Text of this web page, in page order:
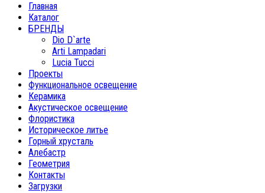
Главная
Каталог
БРЕНДЫ
Dio D`arte
Arti Lampadari
Lucia Tucci
Проекты
Функциональное освещение
Керамика
Акустическое освещение
Флористика
Историческое литье
Горный хрусталь
Алебастр
Геометрия
Контакты
Загрузки